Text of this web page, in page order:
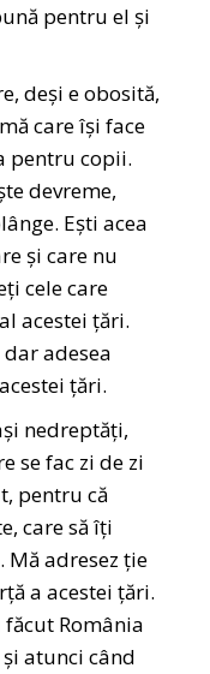
pentru el și
deși e obosită,
care își face
pentru copii.
devreme,
Ești acea
și care nu
cele care
acestei țări.
adesea
țări.
nedreptăți,
se fac zi de zi
pentru că
care să îți
Mă adresez ție
a acestei țări.
România
atunci când